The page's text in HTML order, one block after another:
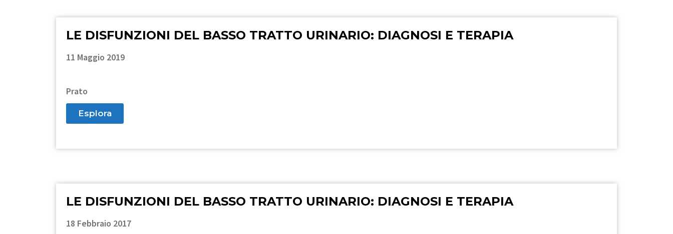
LE DISFUNZIONI DEL BASSO TRATTO URINARIO: DIAGNOSI E TERAPIA
11 Maggio 2019
Prato
Esplora
LE DISFUNZIONI DEL BASSO TRATTO URINARIO: DIAGNOSI E TERAPIA
18 Febbraio 2017